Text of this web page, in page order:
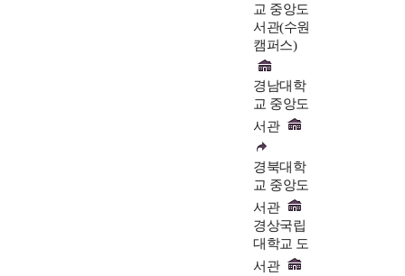
교 중앙도
서관(수원
캠퍼스)
경남대학
교 중앙도
서관
경북대학
교 중앙도
서관
경상국립
대학교 도
서관